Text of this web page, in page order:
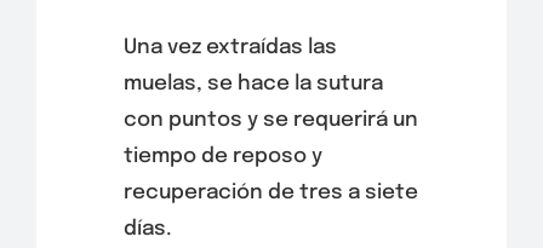
Una vez extraídas las
muelas, se hace la sutura
con puntos y se requerirá un
tiempo de reposo y
recuperación de tres a siete
días.